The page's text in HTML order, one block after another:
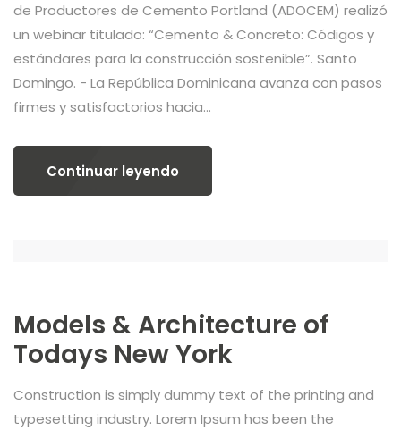
de Productores de Cemento Portland (ADOCEM) realizó
un webinar titulado: “Cemento & Concreto: Códigos y
estándares para la construcción sostenible”. Santo
Domingo. - La República Dominicana avanza con pasos
firmes y satisfactorios hacia...
Models & Architecture of
Todays New York
Construction is simply dummy text of the printing and
typesetting industry. Lorem Ipsum has been the